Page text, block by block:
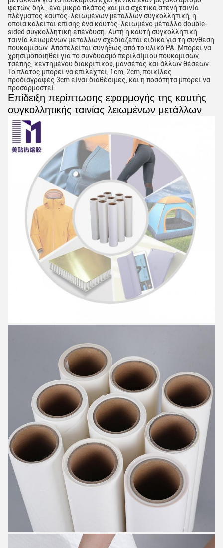
φετών, δηλ., ένα μικρό πλάτος και μια σχετικά στενή ταινία
πλέγματος καυτός-λειωμένων μετάλλων συγκολλητική, η
οποία καλείται επίσης ένα καυτός-λειωμένο μέταλλο double-
sided συγκολλητική επένδυση. Αυτή η καυτή συγκολλητική
ταινία λειωμένων μετάλλων σχεδιάζεται ειδικά για τη σύνθεση
πουκάμισων. Αποτελείται συνήθως από το υλικό PA. Μπορεί να
χρησιμοποιηθεί για το συνδυασμό περιλαίμιου πουκάμισων,
τσέπης, κεντημένου διακριτικού, μανσέτας και άλλων θέσεων.
Το πλάτος μπορεί να επιλεχτεί, 1cm, 2cm, ποικίλες
προδιαγραφές 3cm είναι διαθέσιμες, και η ποσότητα μπορεί να
προσαρμοστεί.
Επίδειξη περίπτωσης εφαρμογής της καυτής
συγκολλητικής ταινίας λειωμένων μετάλλων